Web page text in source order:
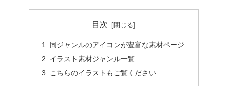
目次
同ジャンルのアイコンが豊富な素材ページ
イラスト素材ジャンル一覧
こちらのイラストもご覧ください